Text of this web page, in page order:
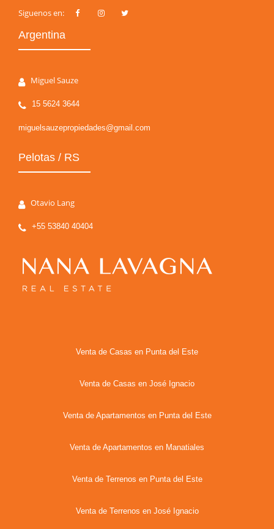
Siguenos en:
Argentina
Miguel Sauze
15 5624 3644
miguelsauzepropiedades@gmail.com
Pelotas / RS
Otavio Lang
+55 53840 40404
Venta de Casas en Punta del Este
Venta de Casas en José Ignacio
Venta de Apartamentos en Punta del Este
Venta de Apartamentos en Manatiales
Venta de Terrenos en Punta del Este
Venta de Terrenos en José Ignacio